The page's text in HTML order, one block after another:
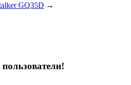
GQ35D →